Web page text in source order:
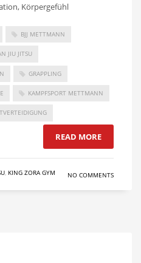
Körpergefühl
BJJ METTMANN
JIU JITSU
GRAPPLING
KAMPFSPORT METTMANN
READ MORE
KING ZORA GYM NO COMMENTS